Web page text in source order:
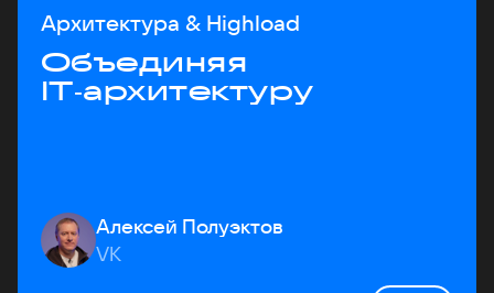
Архитектура & Highload
Объединяя
IT‑архитектуру
Алексей Полуэктов
VK